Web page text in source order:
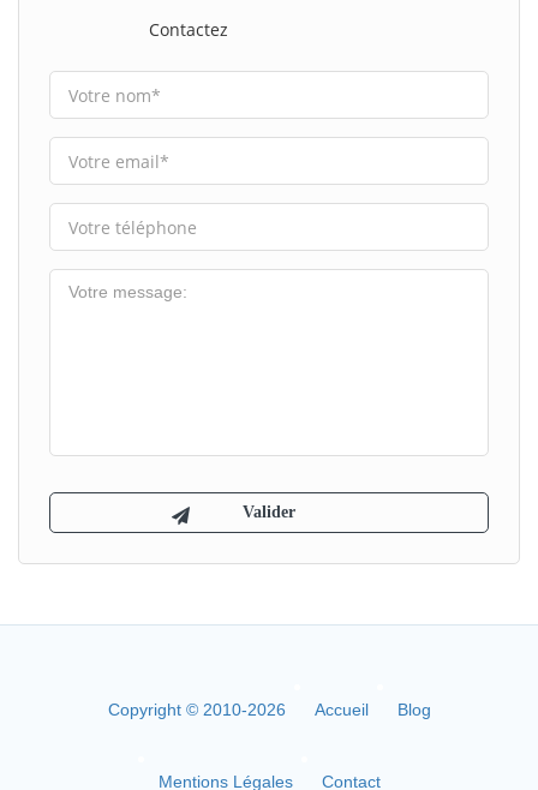
Contactez
Copyright © 2010-2026 Accueil Blog
Mentions Légales Contact